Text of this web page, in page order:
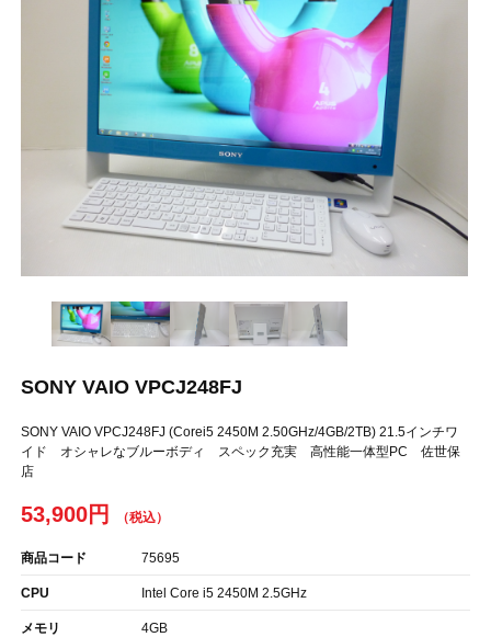
SONY VAIO VPCJ248FJ
SONY VAIO VPCJ248FJ (Corei5 2450M 2.50GHz/4GB/2TB) 21.5インチワ
イド オシャレなブルーボディ スペック充実 高性能一体型PC 佐世保
店
53,900円
商品コード 75695
CPU Intel Core i5 2450M 2.5GHz
メモリ 4GB